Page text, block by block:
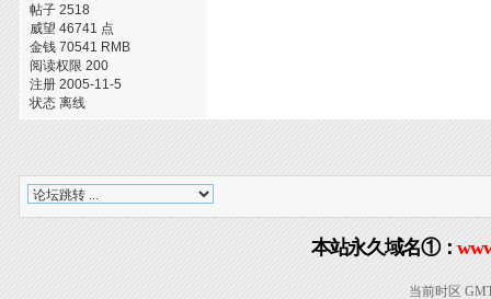
帖子 2518
威望 46741 点
金钱 70541 RMB
阅读权限 200
注册 2005-11-5
状态 离线
本站永久域名①：
当前时区